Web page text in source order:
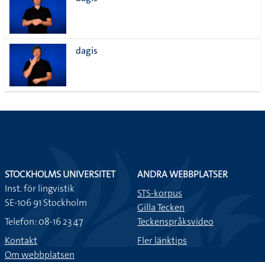
dagis
STOCKHOLMS UNIVERSITET
Inst. för lingvistik
SE-106 91 Stockholm
Telefon: 08-16 23 47
Kontakt
Om webbplatsen
ANDRA WEBBPLATSER
STS-korpus
Gilla Tecken
Teckenspråksvideo
Fler länktips